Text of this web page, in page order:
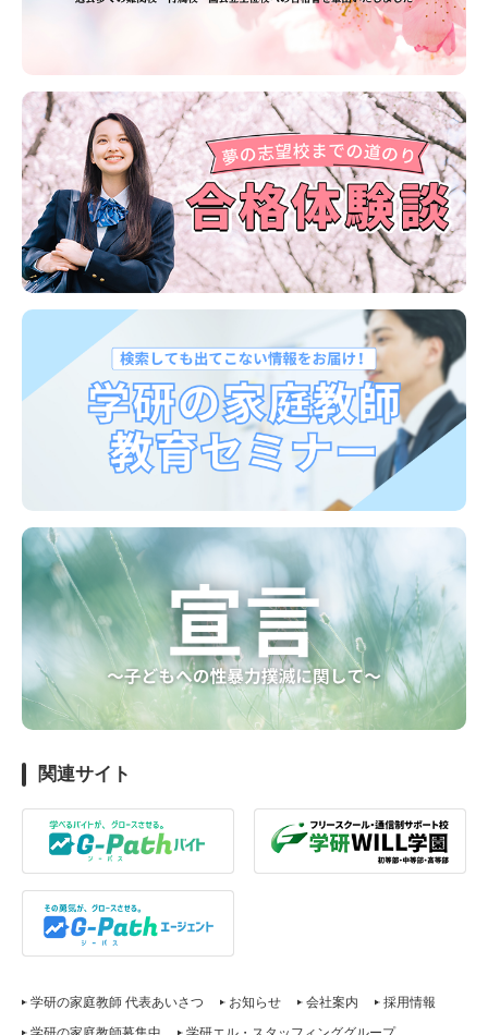
関連サイト
学研の家庭教師 代表あいさつ お知らせ 会社案内
採用情報